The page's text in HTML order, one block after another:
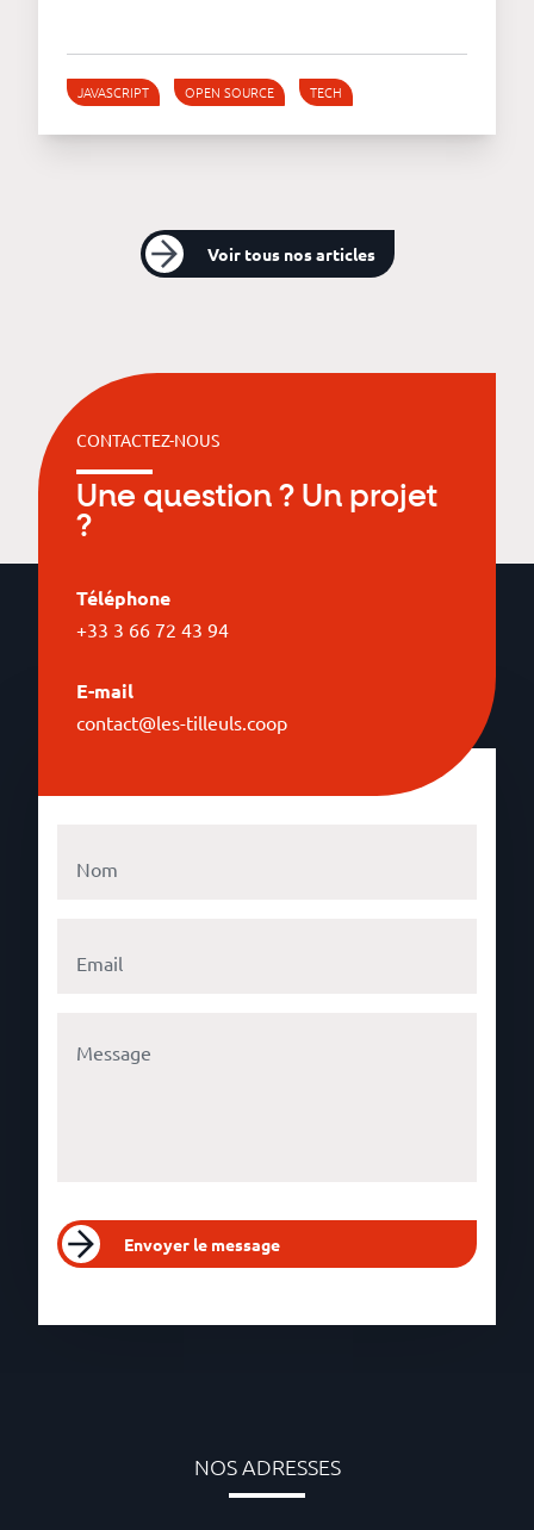
JAVASCRIPT OPEN SOURCE TECH
Voir tous nos articles
CONTACTEZ-NOUS
Une question ? Un projet
?
Téléphone
+33 3 66 72 43 94
E-mail
contact@les-tilleuls.coop
Envoyer le message
NOS ADRESSES